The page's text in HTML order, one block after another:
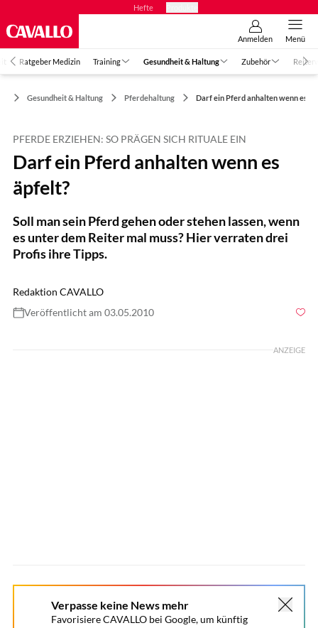
Hefte
Anmelden Menü
Ratgeber Medizin Training Gesundheit & Haltung Zubehör
Gesundheit & Haltung Pferdehaltung Darf ein Pferd anhalten wenn es
PFERDE ERZIEHEN: SO PRÄGEN SICH RITUALE EIN
Darf ein Pferd anhalten wenn es
äpfelt?
Soll man sein Pferd gehen oder stehen lassen, wenn
es unter dem Reiter mal muss? Hier verraten drei
Profis ihre Tipps.
Redaktion CAVALLO
Veröffentlicht am 03.05.2010
ANZEIGE
Verpasse keine News mehr
Favorisiere CAVALLO bei Google, um künftig